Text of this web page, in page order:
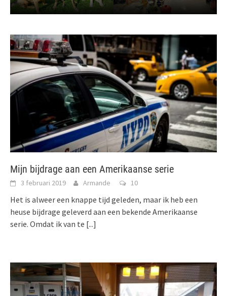
Mijn bijdrage aan een Amerikaanse serie
3 februari 2019 Armande 10
Het is alweer een knappe tijd geleden, maar ik heb een
heuse bijdrage geleverd aan een bekende Amerikaanse
serie. Omdat ik van te [...]